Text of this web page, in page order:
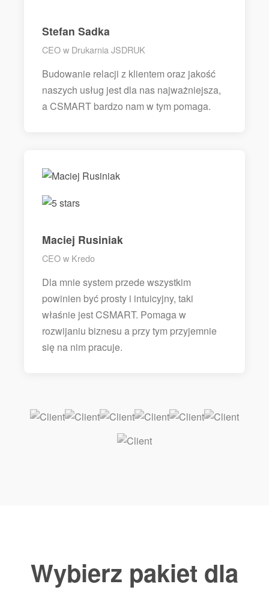
Stefan Sadka
CEO w Drukarnia JSDRUK
Budowanie relacji z klientem oraz jakość
naszych usług jest dla nas najważniejsza,
a CSMART bardzo nam w tym pomaga.
Maciej Rusiniak
CEO w Kredo
Dla mnie system przede wszystkim
powinien być prosty i intuicyjny, taki
właśnie jest CSMART. Pomaga w
rozwijaniu biznesu a przy tym przyjemnie
się na nim pracuje.
Wybierz pakiet dla